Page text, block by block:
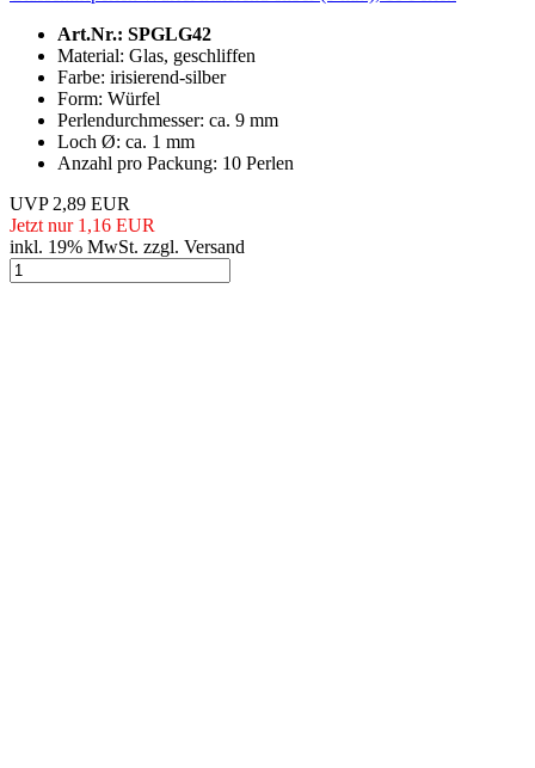
Art.Nr.: SPGLG42
Material: Glas, geschliffen
Farbe: irisierend-silber
Form: Würfel
Perlendurchmesser: ca. 9 mm
Loch Ø: ca. 1 mm
Anzahl pro Packung: 10 Perlen
UVP 2,89 EUR
Jetzt nur 1,16 EUR
inkl. 19% MwSt. zzgl. Versand